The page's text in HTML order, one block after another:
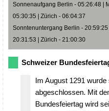
Sonnenaufgang Berlin - 05:26:48 |
05:30:35 | Zürich - 06:04:37
Sonntenuntergang Berlin -
20:31:53 | Zürich - 21:00:30
Schweizer
Im August 1291
abgeschlossen. Mit
Bundesfeiertag wird